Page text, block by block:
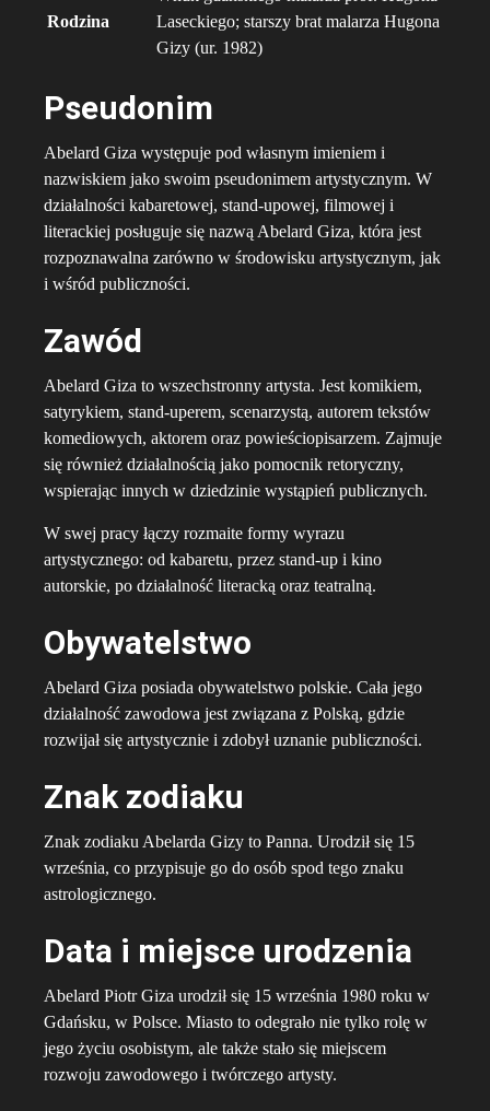
Rodzina
Laseckiego; starszy brat malarza Hugona
Gizy (ur. 1982)
Pseudonim
Abelard Giza występuje pod własnym imieniem i
nazwiskiem jako swoim pseudonimem artystycznym. W
działalności kabaretowej, stand-upowej, filmowej i
literackiej posługuje się nazwą Abelard Giza, która jest
rozpoznawalna zarówno w środowisku artystycznym, jak
i wśród publiczności.
Zawód
Abelard Giza to wszechstronny artysta. Jest komikiem,
satyrykiem, stand-uperem, scenarzystą, autorem tekstów
komediowych, aktorem oraz powieściopisarzem. Zajmuje
się również działalnością jako pomocnik retoryczny,
wspierając innych w dziedzinie wystąpień publicznych.
W swej pracy łączy rozmaite formy wyrazu
artystycznego: od kabaretu, przez stand-up i kino
autorskie, po działalność literacką oraz teatralną.
Obywatelstwo
Abelard Giza posiada obywatelstwo polskie. Cała jego
działalność zawodowa jest związana z Polską, gdzie
rozwijał się artystycznie i zdobył uznanie publiczności.
Znak zodiaku
Znak zodiaku Abelarda Gizy to Panna. Urodził się 15
września, co przypisuje go do osób spod tego znaku
astrologicznego.
Data i miejsce urodzenia
Abelard Piotr Giza urodził się 15 września 1980 roku w
Gdańsku, w Polsce. Miasto to odegrało nie tylko rolę w
jego życiu osobistym, ale także stało się miejscem
rozwoju zawodowego i twórczego artysty.